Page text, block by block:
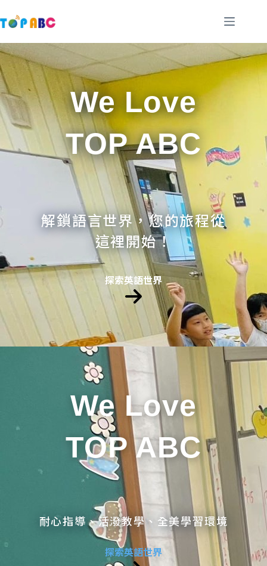
至
要
內
容
We Love
TOP ABC
解鎖語言世界，您的旅程從
這裡開始！
探索英語世界
We Love
TOP ABC
耐心指導、活潑教學、全美學習環境
探索英語世界